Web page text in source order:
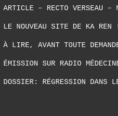
ARTICLE – RECTO VERSEAU –
LE NOUVEAU SITE DE KA REN
À LIRE, AVANT TOUTE
ÉMISSION SUR RADIO
DOSSIER: RÉGRESSION DANS